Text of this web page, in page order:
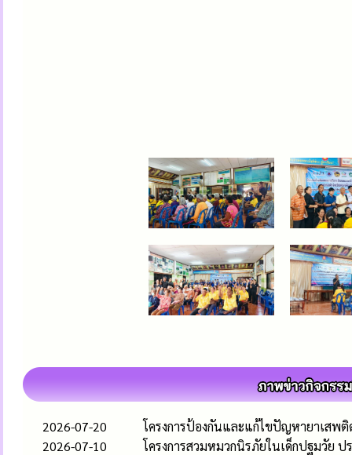
2026-07-20
โครงการป้องกันและแก้ไขปัญหายาเสพ
2026-07-10
โครงการสวมหมวกนิรภัยในเด็กปฐมวัย ป